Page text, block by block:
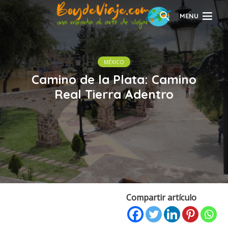
MENU
MÉXICO
Camino de la Plata: Camino
Real Tierra Adentro
Compartir artículo